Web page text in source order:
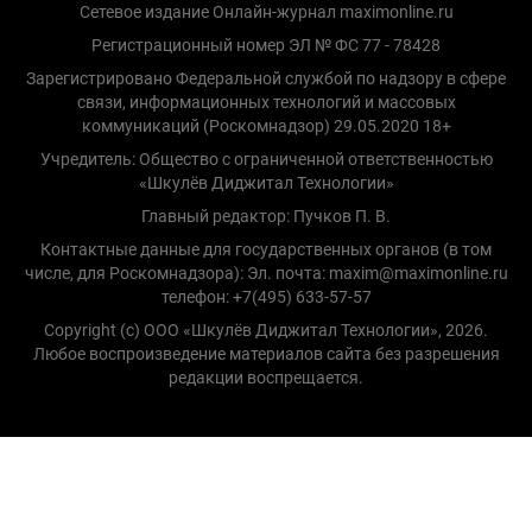
Сетевое издание Онлайн-журнал maximonline.ru
Регистрационный номер ЭЛ № ФС 77 - 78428
Зарегистрировано Федеральной службой по надзору в сфере
связи, информационных технологий и массовых
коммуникаций (Роскомнадзор) 29.05.2020 18+
Учредитель: Общество с ограниченной ответственностью
«Шкулёв Диджитал Технологии»
Главный редактор: Пучков П. В.
Контактные данные для государственных органов (в том
числе, для Роскомнадзора): Эл. почта: maxim@maximonline.ru
телефон: +7(495) 633-57-57
Copyright (с) ООО «Шкулёв Диджитал Технологии», 2026.
Любое воспроизведение материалов сайта без разрешения
редакции воспрещается.